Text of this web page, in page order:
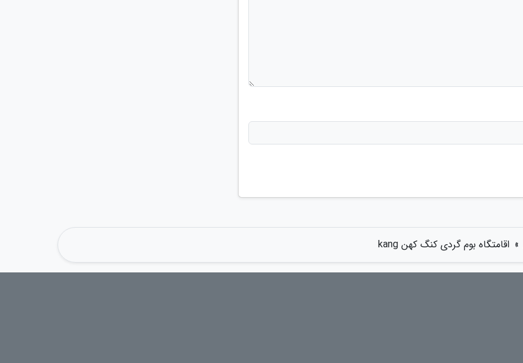
» اقامتگاه بوم گردی کنگ کهن kang